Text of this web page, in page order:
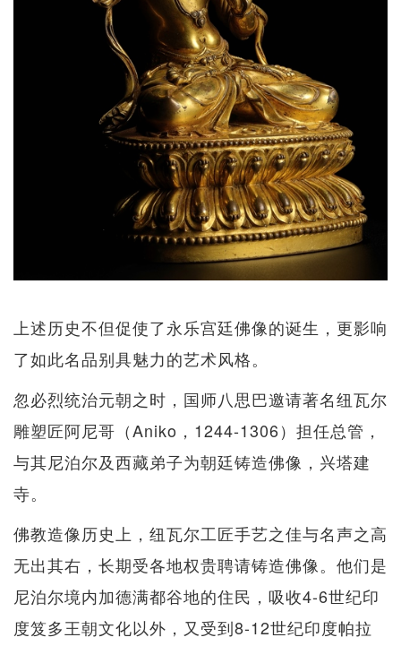
上述历史不但促使了永乐宫廷佛像的诞生，更影响
了如此名品别具魅力的艺术风格。
忽必烈统治元朝之时，国师八思巴邀请著名纽瓦尔
雕塑匠阿尼哥（Aniko，1244-1306）担任总管，
与其尼泊尔及西藏弟子为朝廷铸造佛像，兴塔建
寺。
佛教造像历史上，纽瓦尔工匠手艺之佳与名声之高
无出其右，长期受各地权贵聘请铸造佛像。他们是
尼泊尔境内加德满都谷地的住民，吸收4-6世纪印
度笈多王朝文化以外，又受到8-12世纪印度帕拉